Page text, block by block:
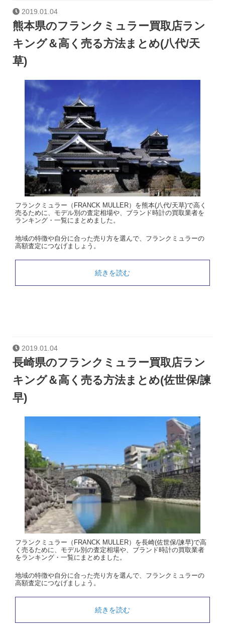
2019.01.04
熊本県のフランクミュラー買取店ラン
キング＆高く売る方法まとめ(八代/天
草)
フランクミュラー（FRANCK MULLER）を熊本(八代/天草)で高く
売るために、モデル別の査定相場や、ブランド時計の買取業者を
ランキング・一覧にまとめました。
地域の特徴や自分に合った売り方を選んで、フランクミュラーの
高額査定につなげましょう。
続きを読む
2019.01.04
長崎県のフランクミュラー買取店ラン
キング＆高く売る方法まとめ(佐世保/諫
早)
フランクミュラー（FRANCK MULLER）を長崎(佐世保/諫早)で高
く売るために、モデル別の査定相場や、ブランド時計の買取業者
をランキング・一覧にまとめました。
地域の特徴や自分に合った売り方を選んで、フランクミュラーの
高額査定につなげましょう。
続きを読む